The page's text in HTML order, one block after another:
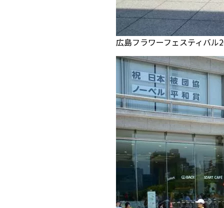
広島フラワーフェスティバル